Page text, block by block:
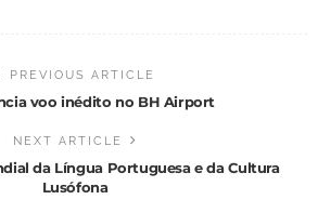
PREVIOUS ARTICLE
voo inédito no BH Airport
NEXT ARTICLE
da Língua Portuguesa e da Cultura
Lusófona